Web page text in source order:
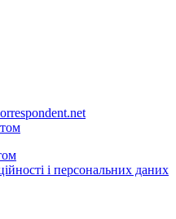
і персональних даних